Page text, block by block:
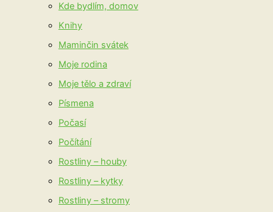
Kde bydlím, domov
Knihy
Maminčin svátek
Moje rodina
Moje tělo a zdraví
Písmena
Počasí
Počítání
Rostliny – houby
Rostliny – kytky
Rostliny – stromy